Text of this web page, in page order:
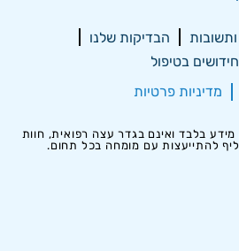
הבדיקות שלנו
בטיפול
מדיניות פרטיות
בלבד ואינם בגדר עצה רפואית, חוות
להתייעצות עם מומחה בכל תחום.